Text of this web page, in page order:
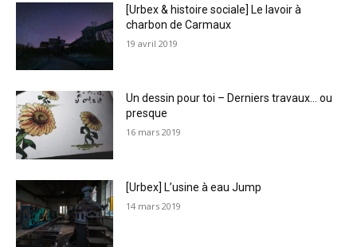
[Urbex & histoire sociale] Le lavoir à
charbon de Carmaux
19 avril 2019
Un dessin pour toi – Derniers travaux… ou
presque
16 mars 2019
[Urbex] L’usine à eau Jump
14 mars 2019